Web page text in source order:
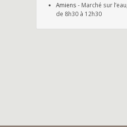
Amiens - Marché sur
de 8h30 à 12h30